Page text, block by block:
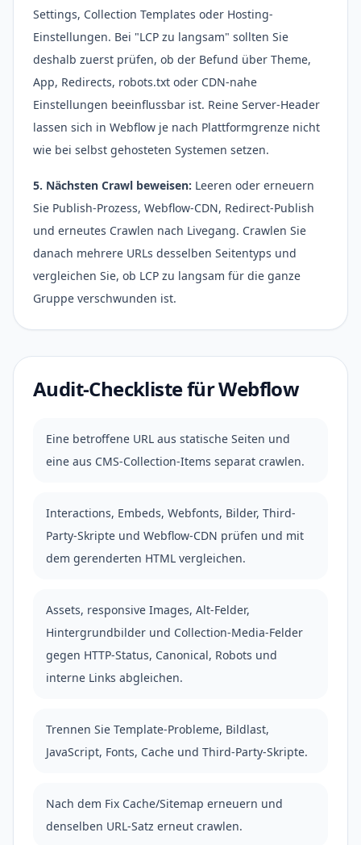
Settings, Collection Templates oder Hosting-
Einstellungen. Bei "LCP zu langsam" sollten Sie
deshalb zuerst prüfen, ob der Befund über Theme,
App, Redirects, robots.txt oder CDN-nahe
Einstellungen beeinflussbar ist. Reine Server-Header
lassen sich in Webflow je nach Plattformgrenze nicht
wie bei selbst gehosteten Systemen setzen.
5. Nächsten Crawl beweisen: Leeren oder erneuern
Sie Publish-Prozess, Webflow-CDN, Redirect-Publish
und erneutes Crawlen nach Livegang. Crawlen Sie
danach mehrere URLs desselben Seitentyps und
vergleichen Sie, ob LCP zu langsam für die ganze
Gruppe verschwunden ist.
Audit-Checkliste für Webflow
Eine betroffene URL aus statische Seiten und
eine aus CMS-Collection-Items separat crawlen.
Interactions, Embeds, Webfonts, Bilder, Third-
Party-Skripte und Webflow-CDN prüfen und mit
dem gerenderten HTML vergleichen.
Assets, responsive Images, Alt-Felder,
Hintergrundbilder und Collection-Media-Felder
gegen HTTP-Status, Canonical, Robots und
interne Links abgleichen.
Trennen Sie Template-Probleme, Bildlast,
JavaScript, Fonts, Cache und Third-Party-Skripte.
Nach dem Fix Cache/Sitemap erneuern und
denselben URL-Satz erneut crawlen.